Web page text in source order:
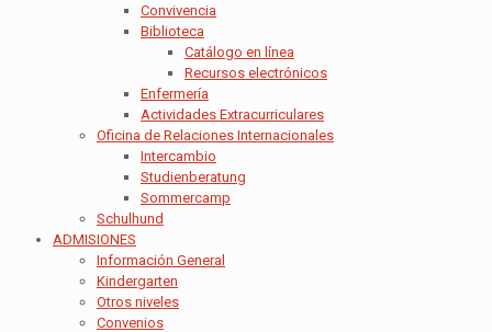
Convivencia
Biblioteca
Catálogo en línea
Recursos electrónicos
Enfermería
Actividades Extracurriculares
Oficina de Relaciones Internacionales
Intercambio
Studienberatung
Sommercamp
Schulhund
ADMISIONES
Información General
Kindergarten
Otros niveles
Convenios